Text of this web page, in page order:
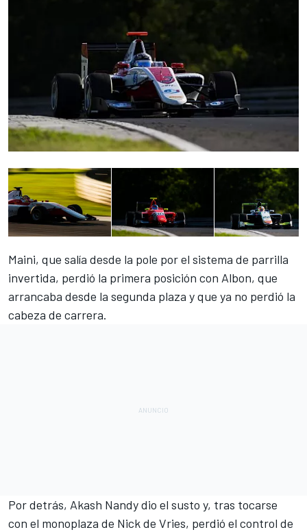
Maini, que salía desde la pole por el sistema de parrilla
invertida, perdió la primera posición con Albon, que
arrancaba desde la segunda plaza y que ya no perdió la
cabeza de carrera.
Por detrás, Akash Nandy dio el susto y, tras tocarse
con el monoplaza de Nick de Vries, perdió el control de